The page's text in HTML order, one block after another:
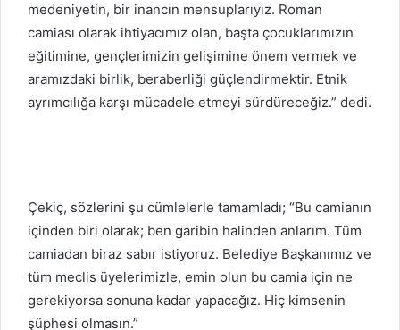
medeniyetin, bir inancın mensuplarıyız. Roman
camiası olarak ihtiyacımız olan, başta çocuklarımızın
eğitimine, gençlerimizin gelişimine önem vermek ve
aramızdaki birlik, beraberliği güçlendirmektir. Etnik
ayrımcılığa karşı mücadele etmeyi sürdüreceğiz.” dedi.
Çekiç, sözlerini şu cümlelerle tamamladı; “Bu camianın
içinden biri olarak; ben garibin halinden anlarım. Tüm
camiadan biraz sabır istiyoruz. Belediye Başkanımız ve
tüm meclis üyelerimizle, emin olun bu camia için ne
gerekiyorsa sonuna kadar yapacağız. Hiç kimsenin
şüphesi olmasın.”